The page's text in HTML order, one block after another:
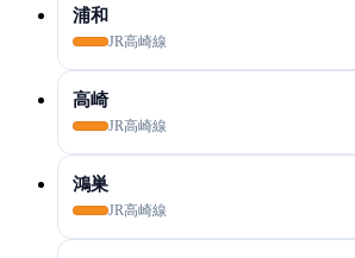
浦和
JR高崎線
高崎
JR高崎線
鴻巣
JR高崎線